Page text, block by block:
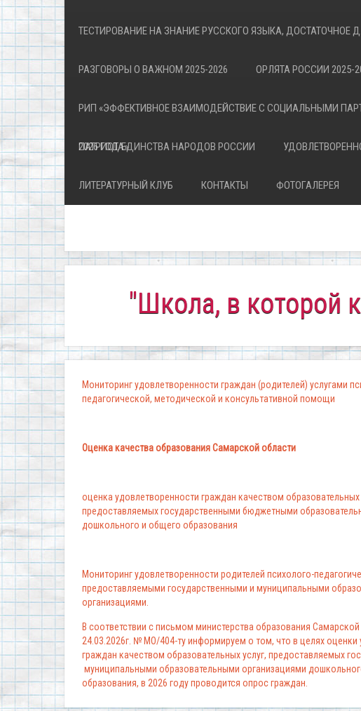
ТЕСТИРОВАНИЕ НА ЗНАНИЕ РУССКОГО ЯЗЫКА,
РАЗГОВОРЫ О ВАЖНОМ 2025-2026 ОРЛЯТА РОССИИ 2025-
РИП «ЭФФЕКТИВНОЕ ВЗАИМОДЕЙСТВИЕ С СОЦИАЛЬНЫМИ
ПАТРИОТА»
2026 ГОД ЕДИНСТВА НАРОДОВ РОССИИ
ЛИТЕРАТУРНЫЙ КЛУБ КОНТАКТЫ ФОТОГАЛЕРЕЯ
"Школа, в которой
Мониторинг удовлетворенности граждан (родителей) услугами
педагогической, методической и консультативной помощи
Оценка качества образования Самарской области
оценка удовлетворенности граждан качеством образовательных
предоставляемых государственными бюджетными
дошкольного и общего образования
Мониторинг удовлетворенности родителей психолого-
предоставляемыми государственными и муниципальными
организациями.
В соответствии с письмом министерства образования
24.03.2026г. № МО/404-ту информируем о том, что в целях оценки
граждан качеством образовательных услуг, предоставляемых
муниципальными образовательными организациями
образования, в 2026 году проводится опрос граждан.